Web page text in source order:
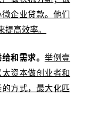
企业贷款。他们
高效率。
和需求。举例壹
资本做创业者和
方式，最大化匹